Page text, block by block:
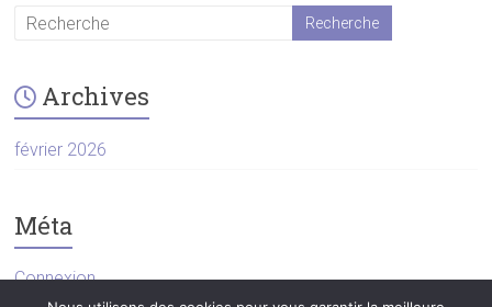
Archives
février 2026
Méta
Connexion